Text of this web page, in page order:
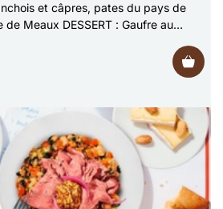
et câpres, pates du pays de
de Meaux DESSERT : Gaufre au